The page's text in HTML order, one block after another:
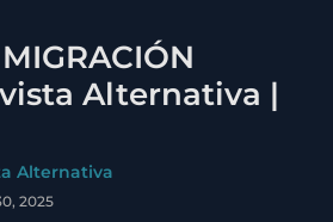
Alternativa |
Alternativa
2025